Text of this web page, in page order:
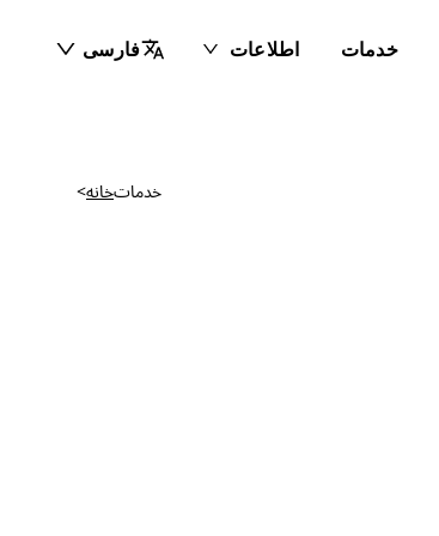
خدمات اطلاعات فارسی
خانه> خدمات